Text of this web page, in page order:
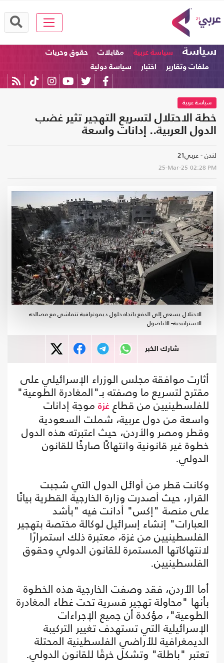
سياسة سياسة عربية مقابلات
حقوق وحريات
ملفات وتقارير
اختبار سياسة دولية
سياسة عربية
خطة الاحتلال لتسريع التهجير تثير غضب
الدول العربية.. إدانات واسعة
لندن - عربي21
25-Mar-25 02:28 PM
الاحتلال يسعى إلى الدفع باتجاه حلول ديموغرافية تتماشى مع مصالحه
الاستراتيجية- الأناضول
شارك الخبر
أثارت موافقة مجلس الوزراء الإسرائيلي على
مقترح لتسريع ما وصفته بـ"المغادرة الطوعية"
للفلسطينيين من قطاع غزة موجة إدانات
واسعة من دول عربية، شملت السعودية
وقطر ومصر والأردن، حيث اعتبرته هذه الدول
خطوة غير قانونية وانتهاكًا صارخًا للقانون
الدولي.
وكانت قطر من أوائل الدول التي شجبت
القرار، حيث أصدرت وزارة الخارجية القطرية بيانًا
على منصة "إكس" أدانت فيه "بأشد
العبارات" إنشاء إسرائيل لوكالة مختصة بتهجير
الفلسطينيين من غزة، معتبرة ذلك استمرارًا
لانتهاكاتها المستمرة للقانون الدولي وحقوق
الفلسطينيين.
أما الأردن، فقد وصفت الخارجية هذه الخطوة
بأنها "محاولة تهجير قسرية تحت غطاء المغادرة
الطوعية"، مؤكدة أن جميع الإجراءات
الإسرائيلية التي تستهدف تغيير التركيبة
الديمغرافية للأراضي الفلسطينية المحتلة
تعتبر "باطلة" وتشكل خرقًا للقانون الدولي.